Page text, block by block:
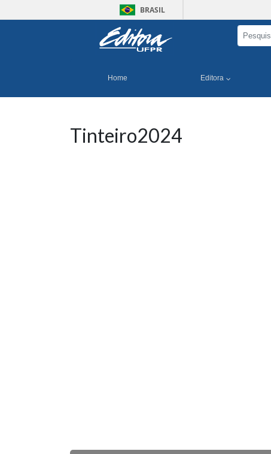
BRASIL
Home Editora
Tinteiro2024